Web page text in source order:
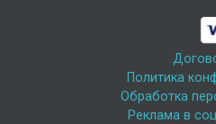
Политика
Обработка
Реклама в